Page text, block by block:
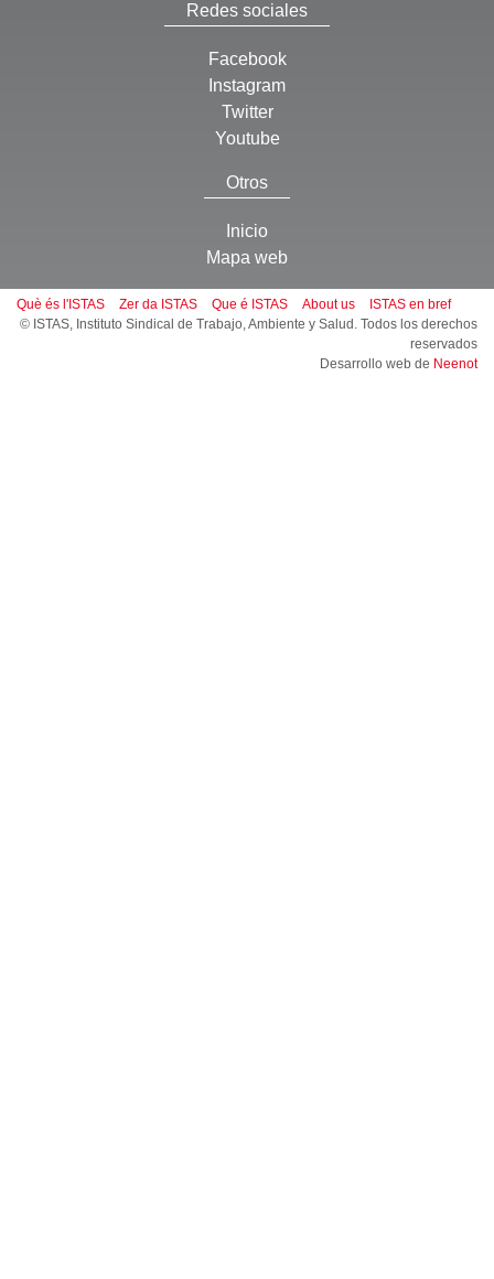
Redes sociales
Facebook
Instagram
Twitter
Youtube
Otros
Inicio
Mapa web
Què és l'ISTAS Zer da ISTAS Que é ISTAS About us
ISTAS en bref
© ISTAS, Instituto Sindical de Trabajo, Ambiente y Salud. Todos los derechos
reservados
Desarrollo web de Neenot